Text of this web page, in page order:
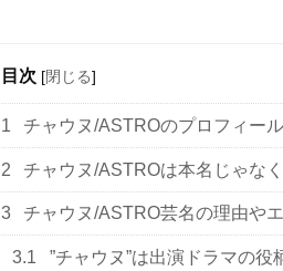
目次 [閉じる]
1 チャウヌ/ASTROのプロフィール
2 チャウヌ/ASTROは本名じゃな
3 チャウヌ/ASTRO芸名の理由や
3.1 ”チャウヌ”は出演ドラマの役